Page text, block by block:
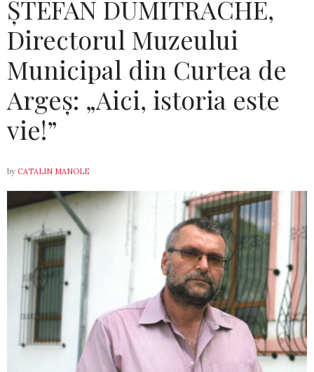
ȘTEFAN DUMITRACHE,
Directorul Muzeului
Municipal din Curtea de
Argeș: „Aici, istoria este
vie!”
by CATALIN MANOLE